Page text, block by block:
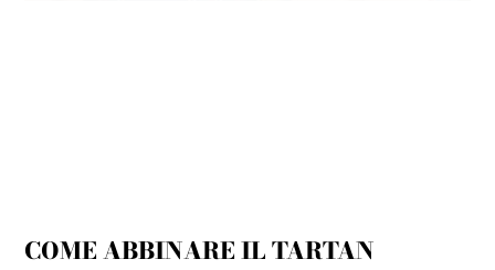
COME ABBINARE IL TARTAN